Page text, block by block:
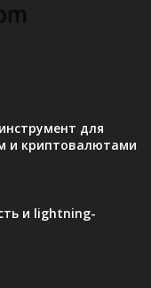
для
и криптовалютами
и lightning-